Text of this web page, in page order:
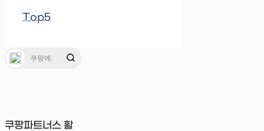
Top5
쿠팡파트너스 활